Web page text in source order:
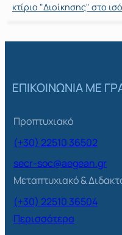
κτίριο "Διοίκησης" στο
ΕΠΙΚΟΙΝΩΝΙΑ ΜΕ
Προπτυχιακό
(+30) 22510 36502
secr-soc@aegean.gr
Μεταπτυχιακό &
(+30) 22510 36504
Περισσότερα